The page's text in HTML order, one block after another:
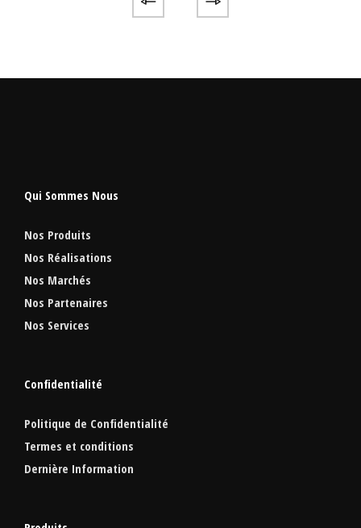
Qui Sommes Nous
Nos Produits
Nos Réalisations
Nos Marchés
Nos Partenaires
Nos Services
Confidentialité
Politique de Confidentialité
Termes et conditions
Dernière Information